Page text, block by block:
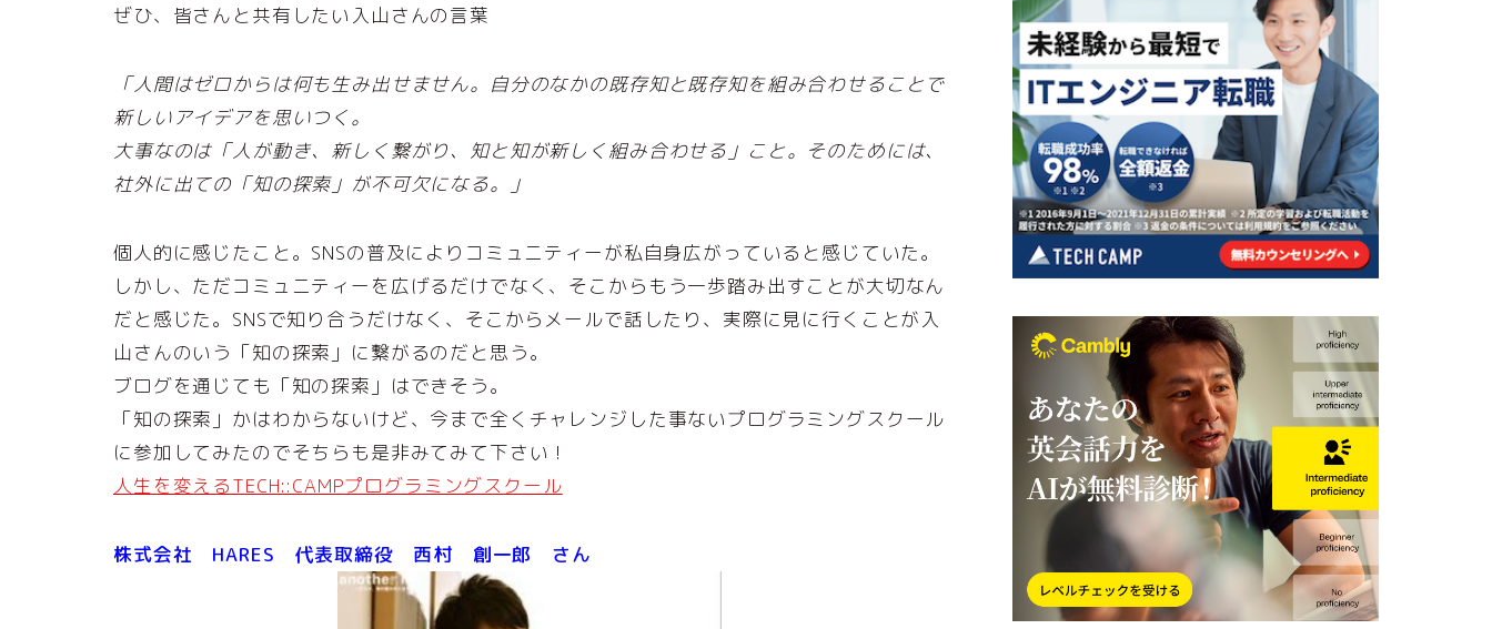
ぜひ、皆さんと共有したい入山さんの言葉
「人間はゼロからは何も生み出せません。自分のなかの既存知と既存知を組み合わせることで
新しいアイデアを思いつく。
大事なのは「人が動き、新しく繋がり、知と知が新しく組み合わせる」こと。そのためには、
社外に出ての「知の探索」が不可欠になる。」
個人的に感じたこと。SNSの普及によりコミュニティーが私自身広がっていると感じていた。
しかし、ただコミュニティーを広げるだけでなく、そこからもう一歩踏み出すことが大切なん
だと感じた。SNSで知り合うだけなく、そこからメールで話したり、実際に見に行くことが入
山さんのいう「知の探索」に繋がるのだと思う。
ブログを通じても「知の探索」はできそう。
「知の探索」かはわからないけど、今まで全くチャレンジした事ないプログラミングスクール
に参加してみたのでそちらも是非みてみて下さい！
人生を変えるTECH::CAMPプログラミングスクール
株式会社 HARES 代表取締役 西村 創一郎 さん